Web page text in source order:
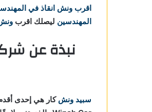
اقرب ونش انقاذ في
المهندسين ليصلك اقرب
نبذة عن
سبيد ونش كار هي إحدى